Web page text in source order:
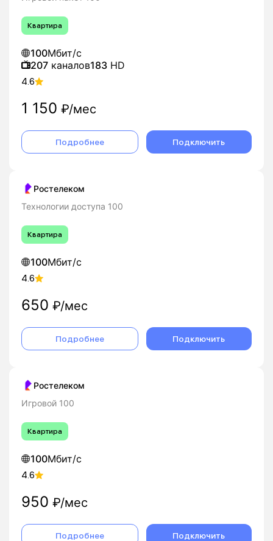
Квартира
100Мбит/с
207 каналов183 HD
4.6
1 150 ₽/мес
Подробнее Подключить
Ростелеком
Технологии доступа 100
Квартира
100Мбит/с
4.6
650 ₽/мес
Подробнее Подключить
Ростелеком
Игровой 100
Квартира
100Мбит/с
4.6
950 ₽/мес
Подробнее Подключить